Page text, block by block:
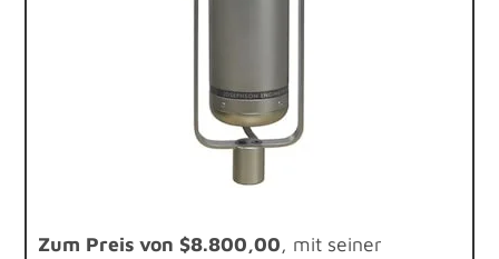
Zum Preis von $8.800,00, mit seiner